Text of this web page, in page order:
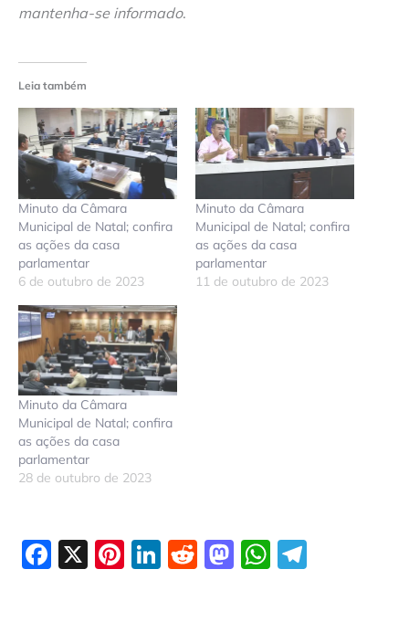
mantenha-se informado.
Leia também
Minuto da Câmara
Municipal de Natal; confira
as ações da casa
parlamentar
6 de outubro de 2023
Minuto da Câmara
Municipal de Natal; confira
as ações da casa
parlamentar
11 de outubro de 2023
Minuto da Câmara
Municipal de Natal; confira
as ações da casa
parlamentar
28 de outubro de 2023
Facebook
X Pinterest
LinkedIn
Reddit
Mastodon